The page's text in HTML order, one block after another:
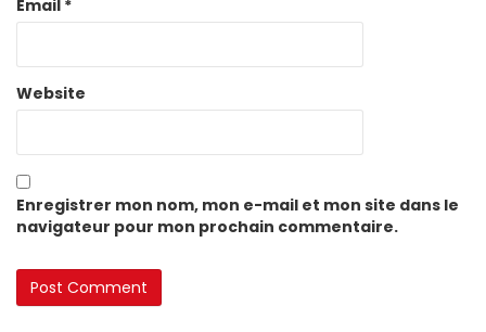
Email *
Website
Enregistrer mon nom, mon e-mail et mon site dans le
navigateur pour mon prochain commentaire.